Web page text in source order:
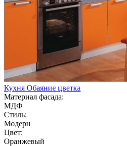
Кухня Обаяние цветка
Материал фасада:
МДФ
Стиль:
Модерн
Цвет:
Оранжевый